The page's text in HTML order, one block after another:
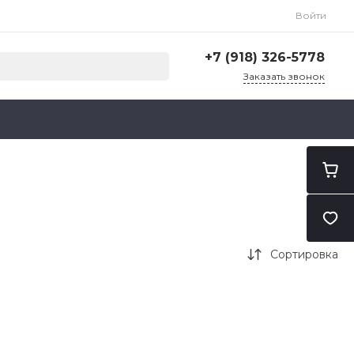
Войти
+7 (918) 326-5778
Заказать звонок
Сортировка